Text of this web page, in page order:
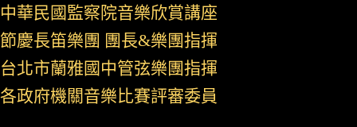
中華民國監察院音樂欣賞講座
節慶長笛樂團 團長&樂團指揮
台北市蘭雅國中管弦樂團指揮
各政府機關音樂比賽評審委員